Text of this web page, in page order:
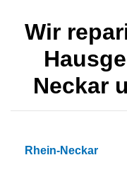
Wir
Neckar
Rhein-Neckar